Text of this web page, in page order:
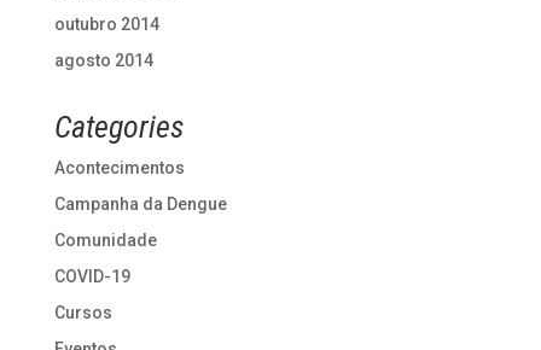
outubro 2014
agosto 2014
Categories
Acontecimentos
Campanha da Dengue
Comunidade
COVID-19
Cursos